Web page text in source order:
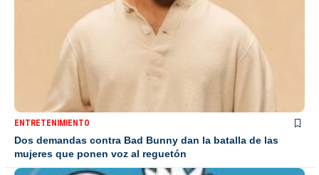
ENTRETENIMIENTO
Dos demandas contra Bad Bunny dan la batalla de las
mujeres que ponen voz al reguetón